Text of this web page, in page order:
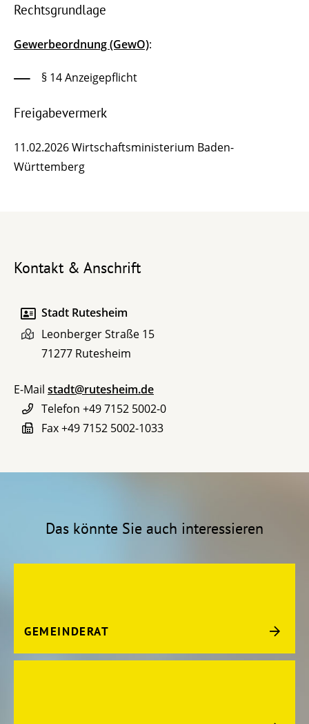
Rechtsgrundlage
Gewerbeordnung (GewO):
§ 14 Anzeigepflicht
Freigabevermerk
11.02.2026Wirtschaftsministerium Baden-
Württemberg
Kontakt & Anschrift
Stadt Rutesheim
Leonberger Straße 15
71277 Rutesheim
E-Mail stadt@rutesheim.de
Telefon +49 7152 5002-0
Fax+49 7152 5002-1033
Das könnte Sie auch interessieren
GEMEINDERAT